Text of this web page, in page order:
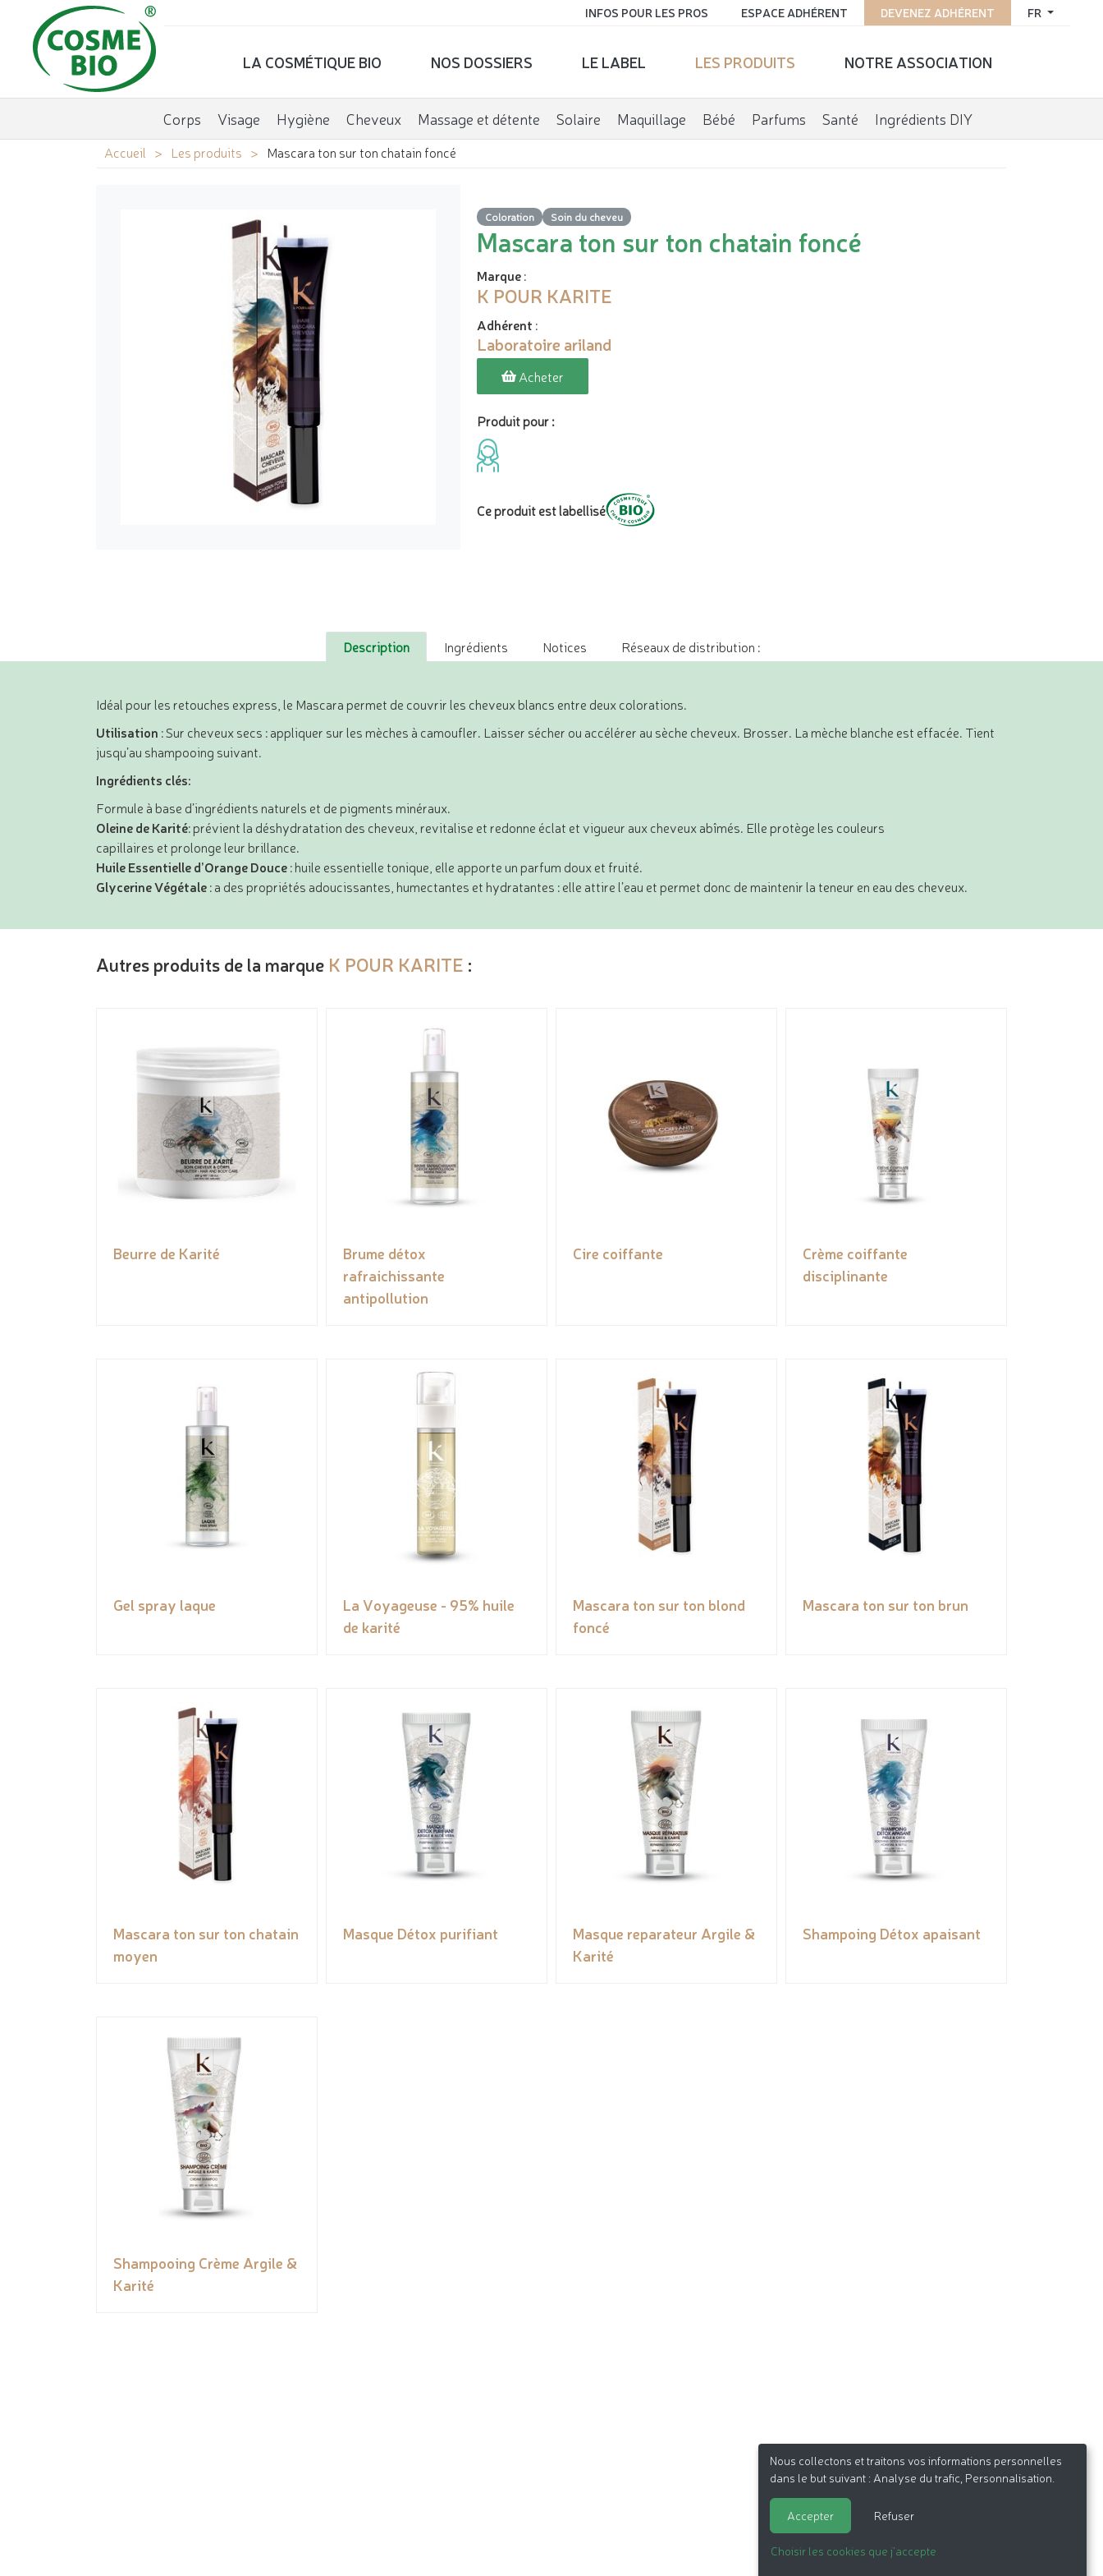
FR
DEVENEZ ADHÉRENT
ESPACE ADHÉRENT
INFOS POUR LES PROS
LA COSMÉTIQUE BIO NOS DOSSIERS LE LABEL LES PRODUITS NOTRE ASSOCIATION
Corps Visage Hygiène Cheveux Massage et détente Solaire Maquillage Bébé Parfums Santé Ingrédients DIY
Accueil Les produits Mascara ton sur ton chatain foncé
Coloration Soin du cheveu
Mascara ton sur ton chatain foncé
Marque:
K POUR KARITE
Adhérent :
Laboratoire ariland
Acheter
Produit pour :
Ce produit est labellisé
Description Ingrédients Notices Réseaux de distribution :
Idéal pour les retouches express, le Mascara permet de couvrir les cheveux blancs entre deux colorations.
Utilisation : Sur cheveux secs : appliquer sur les mèches à camoufler. Laisser sécher ou accélérer au sèche cheveux. Brosser. La mèche blanche est effacée. Tient
jusqu’au shampooing suivant.
Ingrédients clés:
Formule à base d’ingrédients naturels et de pigments minéraux.
Oleine de Karité: prévient la déshydratation des cheveux, revitalise et redonne éclat et vigueur aux cheveux abîmés. Elle protège les couleurs
capillaires et prolonge leur brillance.
Huile Essentielle d’Orange Douce: huile essentielle tonique, elle apporte un parfum doux et fruité.
Glycerine Végétale: a des propriétés adoucissantes, humectantes et hydratantes : elle attire l’eau et permet donc de maintenir la teneur en eau des cheveux.
Autres produits de la marque K POUR KARITE :
Beurre de Karité
Brume détox
rafraichissante
antipollution
Cire coiffante
Crème coiffante
disciplinante
Gel spray laque
La Voyageuse - 95% huile
de karité
Mascara ton sur ton blond
foncé
Mascara ton sur ton brun
Mascara ton sur ton chatain
moyen
Masque Détox purifiant
Masque reparateur Argile &
Karité
Shampoing Détox apaisant
Shampooing Crème Argile &
Karité
Nous collectons et traitons vos informations personnelles
dans le but suivant : Analyse du trafic, Personnalisation
Accepter Refuser
Choisir les cookies que j'accepte